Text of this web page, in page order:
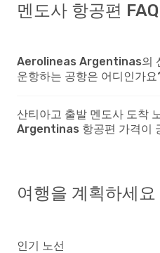
멘도사 항공편 FAQ
Aerolineas Argentinas의
운항하는 공항은 어디인가요
산티아고 출발 멘도사 도착
Argentinas 항공편 가격이
여행을 계획하세요
인기 노선